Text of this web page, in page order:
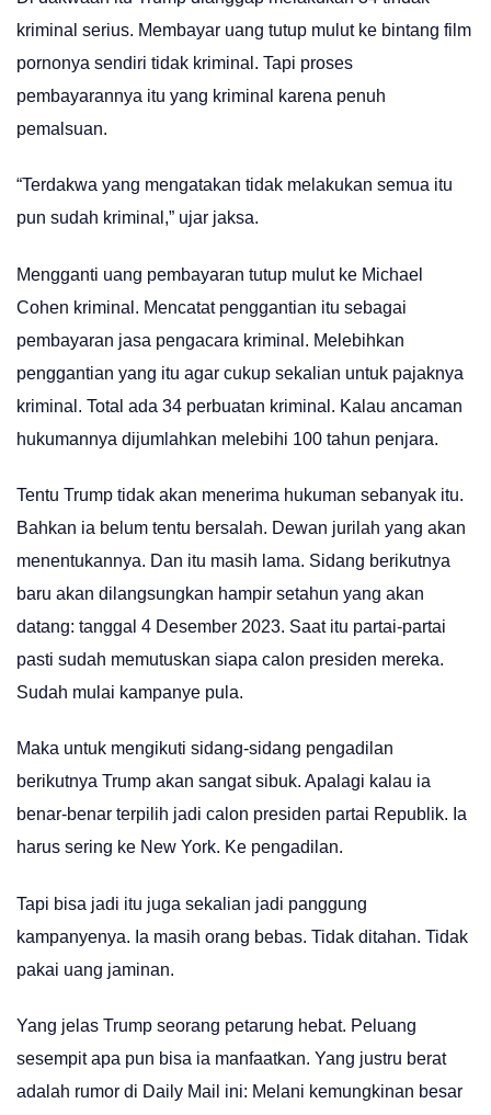
kriminal serius. Membayar uang tutup mulut ke bintang film
pornonya sendiri tidak kriminal. Tapi proses
pembayarannya itu yang kriminal karena penuh
pemalsuan.
“Terdakwa yang mengatakan tidak melakukan semua itu
pun sudah kriminal,” ujar jaksa.
Mengganti uang pembayaran tutup mulut ke Michael
Cohen kriminal. Mencatat penggantian itu sebagai
pembayaran jasa pengacara kriminal. Melebihkan
penggantian yang itu agar cukup sekalian untuk pajaknya
kriminal. Total ada 34 perbuatan kriminal. Kalau ancaman
hukumannya dijumlahkan melebihi 100 tahun penjara.
Tentu Trump tidak akan menerima hukuman sebanyak itu.
Bahkan ia belum tentu bersalah. Dewan jurilah yang akan
menentukannya. Dan itu masih lama. Sidang berikutnya
baru akan dilangsungkan hampir setahun yang akan
datang: tanggal 4 Desember 2023. Saat itu partai-partai
pasti sudah memutuskan siapa calon presiden mereka.
Sudah mulai kampanye pula.
Maka untuk mengikuti sidang-sidang pengadilan
berikutnya Trump akan sangat sibuk. Apalagi kalau ia
benar-benar terpilih jadi calon presiden partai Republik. Ia
harus sering ke New York. Ke pengadilan.
Tapi bisa jadi itu juga sekalian jadi panggung
kampanyenya. Ia masih orang bebas. Tidak ditahan. Tidak
pakai uang jaminan.
Yang jelas Trump seorang petarung hebat. Peluang
sesempit apa pun bisa ia manfaatkan. Yang justru berat
adalah rumor di Daily Mail ini: Melani kemungkinan besar